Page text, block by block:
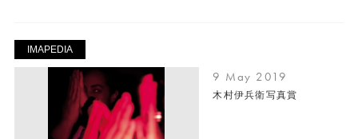
IMAPEDIA
9 May 2019
木村伊兵衛写真賞